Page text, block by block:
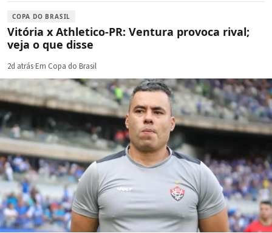
COPA DO BRASIL
Vitória x Athletico-PR: Ventura provoca rival;
veja o que disse
2d atrás·Em Copa do Brasil